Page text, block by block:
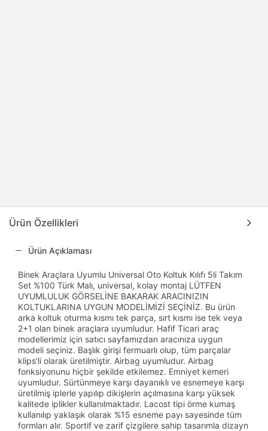
Ürün Özellikleri
Ürün Açıklaması
Binek Araçlara Uyumlu Universal Oto Koltuk Kılıfı 5li Takım
Set %100 Türk Malı, universal, kolay montaj LÜTFEN
UYUMLULUK GÖRSELİNE BAKARAK ARACINIZIN
KOLTUKLARINA UYGUN MODELİMİZİ SEÇİNİZ. Bu ürün
arka koltuk oturma kısmı tek parça, sırt kısmı ise tek veya
2+1 olan binek araçlara uyumludur. Hafif Ticari araç
modellerimiz için satıcı sayfamızdan aracınıza uygun
modeli seçiniz. Başlık girişi fermuarlı olup, tüm parçalar
klips’li olarak üretilmiştir. Airbag uyumludur. Airbag
fonksiyonunu hiçbir şekilde etkilemez. Emniyet kemeri
uyumludur. Sürtünmeye karşı dayanıklı ve esnemeye karşı
üretilmiş iplerle yapılıp dikişlerin açılmasına karşı yüksek
kalitede iplikler kullanılmaktadır. Lacost tipi örme kumaş
kullanılıp yaklaşık olarak %15 esneme payı sayesinde tüm
formları alır. Sportif ve zarif çizgilere sahip tasarımla dizayn